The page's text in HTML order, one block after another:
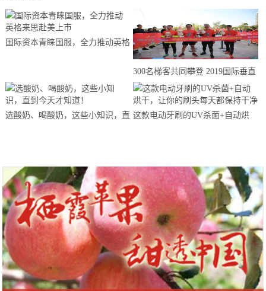
国际资本青睐国服，全力推动英格
300名梯客共同攀登 2019国际垂直
马拉松超级精英赛顺德海骏达中心
站欢乐开跑
选酸奶、喝酸奶，这些小知识，直 这款电动牙刷的UV杀菌+自动烘